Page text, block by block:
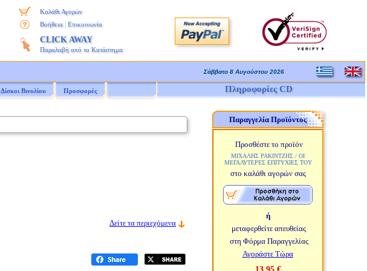
Καλάθι Αγορών
Βοήθεια
Επικοινωνία
CLICK AWAY
Παραλαβή από το Κατάστημα
Σάββατο 8 Αυγούστου 2026
Δίσκοι Βινυλίου Προσφορές Πληροφορίες CD
Δείτε τα περιεχόμενα
Παραγγελία Προϊόντος
Προσθέστε το προϊόν
ΜΙΧΑΛΗΣ ΡΑΚΙΝΤΖΗΣ / ΟΙ
ΜΕΓΑΛΥΤΕΡΕΣ ΕΠΙΤΥΧΙΕΣ ΤΟΥ
στο καλάθι αγορών σας
ή
μεταφερθείτε απευθείας
στη Φόρμα Παραγγελίας
Αγοράστε Τώρα